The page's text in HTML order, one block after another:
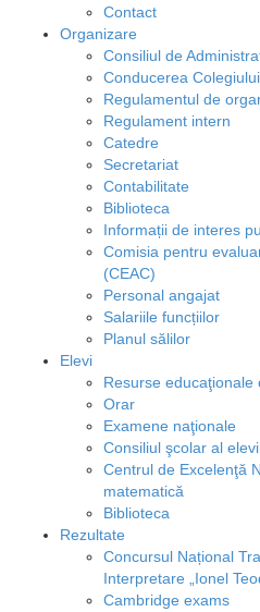
Contact
Organizare
Consiliul de
Conducerea Colegiului
Regulamentul de
Regulament intern
Catedre
Secretariat
Contabilitate
Biblioteca
Informații de interes
Comisia pentru
(CEAC)
Personal angajat
Salariile funcțiilor
Planul sălilor
Elevi
Resurse educaţionale
Orar
Examene naţionale
Consiliul şcolar al
Centrul de Excelenţă
matematică
Biblioteca
Rezultate
Concursul Național
Interpretare „Ionel
Cambridge exams